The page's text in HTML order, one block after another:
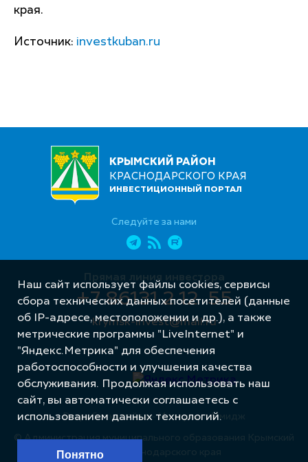
края.
Источник: investkuban.ru
КРЫМСКИЙ РАЙОН
КРАСНОДАРСКОГО КРАЯ
ИНВЕСТИЦИОННЫЙ ПОРТАЛ
Следуйте за нами
Прямая линия инвестора
+7 86131 2 12 55
krymsk-invest@mail.ru
© Администрация муниципального образования Крымский
район Краснодарского края
Разработка сайта – Интернет-Имидж
Наш сайт использует файлы cookies, сервисы
сбора технических данных посетителей (данные
об IP-адресе, местоположении и др.), а также
метрические программы "LiveInternet" и
"Яндекс.Метрика" для обеспечения
работоспособности и улучшения качества
обслуживания. Продолжая использовать наш
сайт, вы автоматически соглашаетесь с
использованием данных технологий.
Понятно